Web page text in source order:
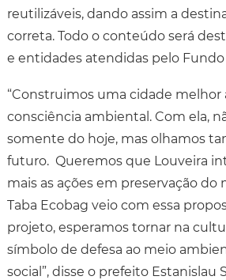
reutilizáveis, dando assim a
correta. Todo o conteúdo será
e entidades atendidas pelo Fundo
“Construimos uma cidade melhor
consciência ambiental. Com ela,
somente do hoje, mas olhamos
futuro. Queremos que Louveira
mais as ações em preservação do
Taba Ecobag veio com essa
projeto, esperamos tornar na
símbolo de defesa ao meio
social”, disse o prefeito Estanislau